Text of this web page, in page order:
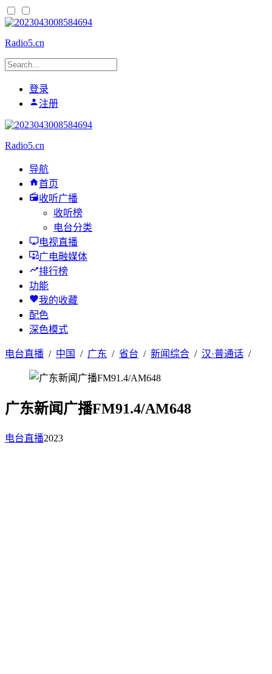
Radio5.cn
登录
注册
Radio5.cn
导航
首页
收听广播
收听榜
电台分类
电视直播
广电融媒体
排行榜
功能
我的收藏
配色
深色模式
电台直播 / 中国 / 广东 / 省台 / 新闻综合 / 汉·普通话 /
广东新闻广播FM91.4/AM648
电台直播2023